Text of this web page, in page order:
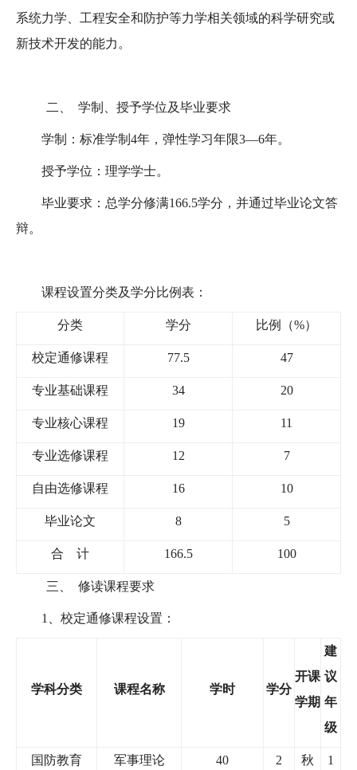
系统力学、工程安全和防护等力学相关领域的科学研究或
新技术开发的能力。
二、 学制、授予学位及毕业要求
学制：标准学制 4年，弹性学习年限3—6年。
授予学位：理学学士。
毕业要求：总学分修满166.5学分，并通过毕业论文答
辩。
课程设置分类及学分比例表：
分类 学分 比例（%）
校定通修课程 77.5 47
专业基础课程 34 20
专业核心课程 19 11
专业选修课程 12 7
自由选修课程 16 10
毕业论文 8 5
合 计 166.5 100
三、 修读课程要求
1 、校定通修课程设置：
学科分类 课程名称 学时 学分
开课
学期
建
议
年
级
国防教育 军事理论 40 2 秋 1